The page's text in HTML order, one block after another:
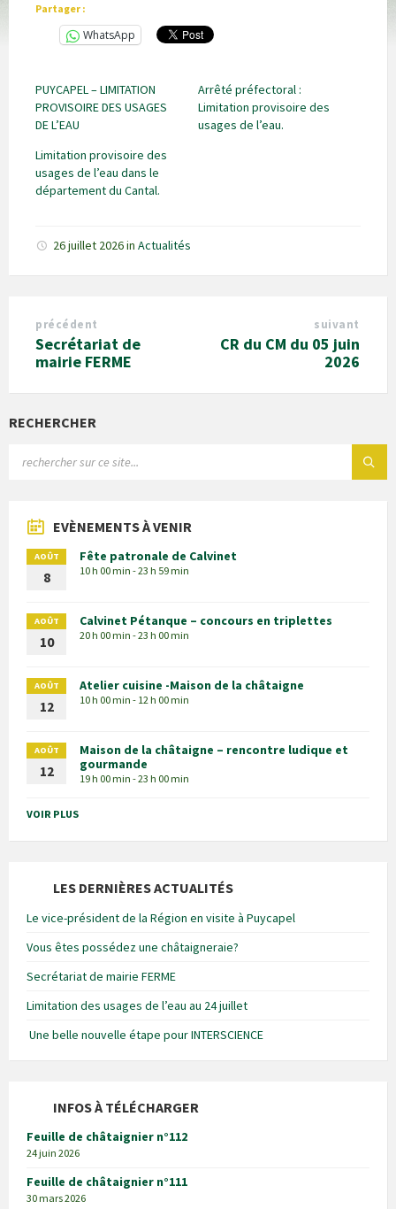
Partager :
WhatsApp
PUYCAPEL – LIMITATION
PROVISOIRE DES USAGES
DE L’EAU
Arrêté préfectoral :
Limitation provisoire des
usages de l’eau.
Limitation provisoire des
usages de l’eau dans le
département du Cantal.
26 juillet 2026in Actualités
précédent
Secrétariat de
mairie FERME
suivant
CR du CM du 05 juin
2026
RECHERCHER
EVÈNEMENTS À VENIR
AOÛT
8
Fête patronale de Calvinet
10 h 00 min - 23 h 59 min
AOÛT
10
Calvinet Pétanque – concours en triplettes
20 h 00 min - 23 h 00 min
AOÛT
12
Atelier cuisine -Maison de la châtaigne
10 h 00 min - 12 h 00 min
AOÛT
12
Maison de la châtaigne – rencontre ludique et
gourmande
19 h 00 min - 23 h 00 min
VOIR PLUS
LES DERNIÈRES ACTUALITÉS
Le vice-président de la Région en visite à Puycapel
Vous êtes possédez une châtaigneraie?
Secrétariat de mairie FERME
Limitation des usages de l’eau au 24 juillet
Une belle nouvelle étape pour INTERSCIENCE
INFOS À TÉLÉCHARGER
Feuille de châtaignier n°112
24 juin 2026
Feuille de châtaignier n°111
30 mars 2026